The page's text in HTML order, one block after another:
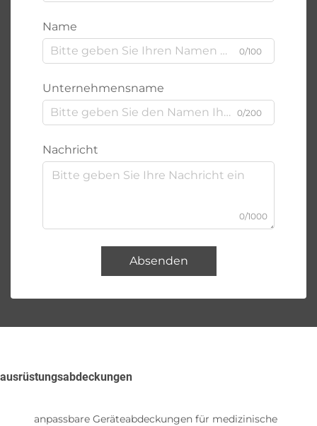
Name
0/100
Unternehmensname
0/200
Nachricht
0/1000
Absenden
ausrüstungsabdeckungen
anpassbare Geräteabdeckungen für medizinische